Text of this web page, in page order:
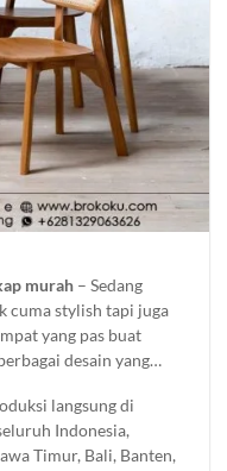
murah – Sedang
cuma stylish tapi juga
yang pas buat
desain yang
pilihan furniture
dan kebutuhan
nggak cuma soal
langsung di
Indonesia,
Timur, Bali, Banten,